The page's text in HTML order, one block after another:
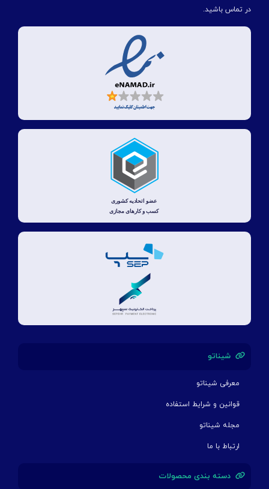
در تماس باشید.
شیناتو
معرفی شیناتو
قوانین و شرایط استفاده
مجله شیناتو
ارتباط با ما
دسته بندی محصولات